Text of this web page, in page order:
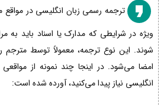
ترجمه رسمی زبان انگلیسی در مواقع
ویژه در شرایطی که مدارک یا اسناد باید به
شوند. این نوع ترجمه، معمولاً توسط
امضا می‌شود. در اینجا چند نمونه از
انگلیسی نیاز پیدا می‌کنید، آورده شده است: